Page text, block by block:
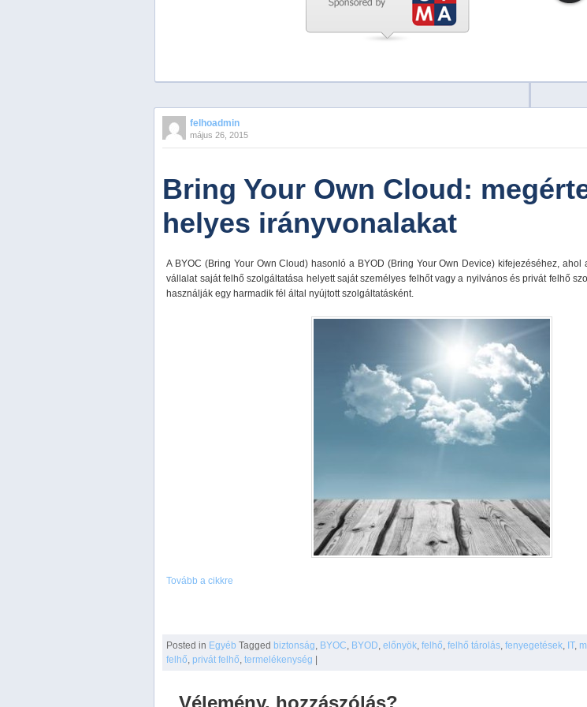
PreviousNextStop
2
5
felhoadmin
május 26, 2015
Bring Your Own Cloud:
helyes irányvonalakat
A BYOC (Bring Your Own Cloud) hasonló a BYOD (Bring Your Own Device) kifejezéséhez, ahol
vállalat saját felhő szolgáltatása helyett saját személyes felhőt vagy a nyilvános és privát felhő
használják egy harmadik fél által nyújtott szolgáltatásként.
Tovább a cikkre
Posted in Egyéb Tagged biztonság BYOC BYOD előnyök felhő felhő tárolás fenyegetések IT,
felhő privát felhő termelékenység |
Vélemény, hozzászólás?